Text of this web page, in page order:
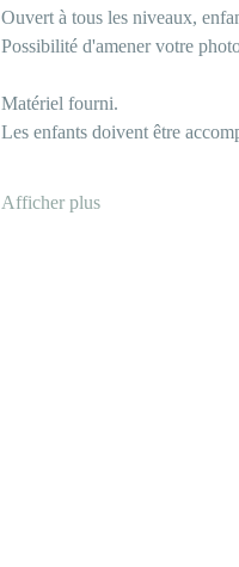
Ouvert à tous les niveaux,
Possibilité d'amener votre
Matériel fourni.
Les enfants doivent être
Afficher plus